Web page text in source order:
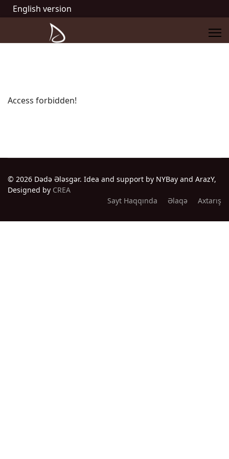
English version
Access forbidden!
© 2026 Dədə Ələsgər. Idea and support by NYBay and ArazY,
Designed by CREA
Sayt Haqqında
Əlaqə Axtarış